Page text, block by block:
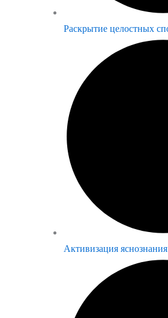
Раскрытие целостных
Активизация